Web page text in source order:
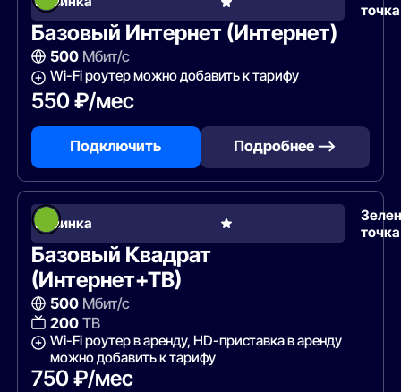
точка
Базовый Интернет (Интернет)
500Мбит/с
Wi-Fi роутер можно добавить к тарифу
550 ₽/мес
Подключить Подробнее —>
Новинка
точка
Базовый Квадрат
(Интернет+ТВ)
500Мбит/с
200ТВ
Wi-Fi роутер в аренду, HD-приставка в аренду
можно добавить к тарифу
750 ₽/мес